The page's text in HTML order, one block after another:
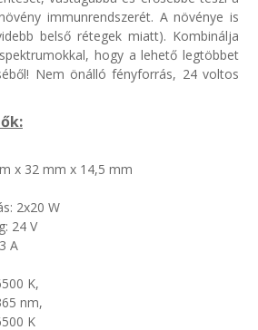
immunrendszerét. A növénye is
belső rétegek miatt). Kombinálja
hogy a lehető legtöbbet
Nem önálló fényforrás, 24 voltos
x 32 mm x 14,5 mm
2x20 W
24 V
A
K,
nm,
K